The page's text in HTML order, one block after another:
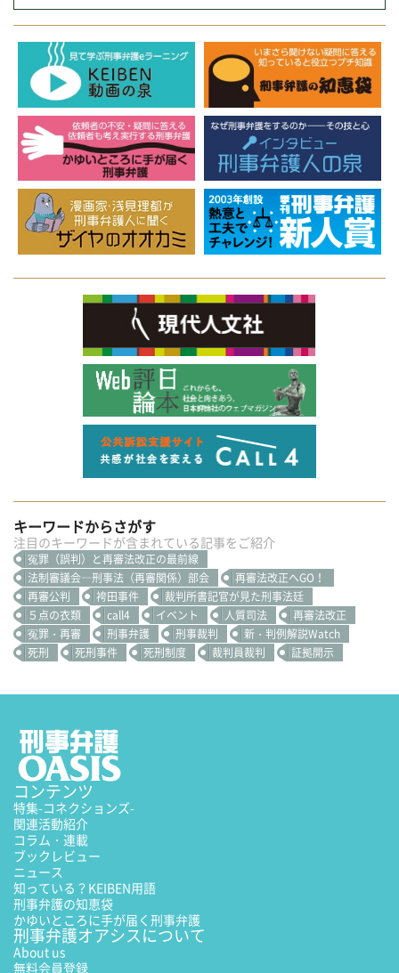
キーワードからさがす
注目のキーワードが含まれている記事をご紹介
冤罪（誤判）と再審法改正の最前線
法制審議会―刑事法（再審関係）部会
再審法改正へGO！
再審公判
袴田事件
裁判所書記官が見た刑事法廷
５点の衣類
call4 イベント 人質司法
再審法改正
冤罪・再審
刑事弁護 刑事裁判
新・判例解説Watch
死刑
死刑事件 死刑制度 裁判員裁判 証拠開示
コンテンツ
特集-コネクションズ-
関連活動紹介
コラム・連載
ブックレビュー
ニュース
知っている？KEIBEN用語
刑事弁護の知恵袋
かゆいところに手が届く刑事弁護
刑事弁護オアシスについて
About us
無料会員登録